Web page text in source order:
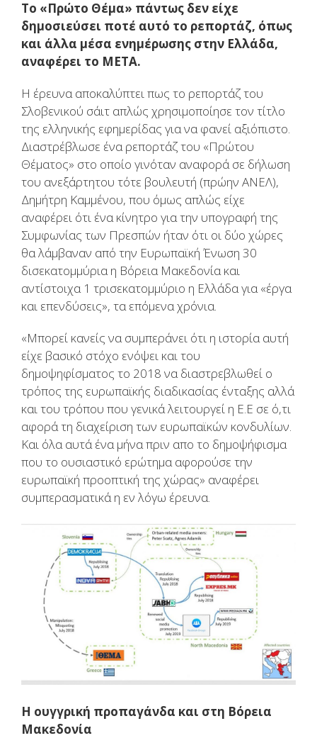
Το «Πρώτο Θέμα» πάντως δεν είχε
δημοσιεύσει ποτέ αυτό το ρεπορτάζ, όπως
και άλλα μέσα ενημέρωσης στην Ελλάδα,
αναφέρει το META.
Η έρευνα αποκαλύπτει πως το ρεπορτάζ του
Σλοβενικού σάιτ απλώς χρησιμοποίησε τον τίτλο
της ελληνικής εφημερίδας για να φανεί αξιόπιστο.
Διαστρέβλωσε ένα ρεπορτάζ του «Πρώτου
Θέματος» στο οποίο γινόταν αναφορά σε δήλωση
του ανεξάρτητου τότε βουλευτή (πρώην ΑΝΕΛ),
Δημήτρη Καμμένου, που όμως απλώς είχε
αναφέρει ότι ένα κίνητρο για την υπογραφή της
Συμφωνίας των Πρεσπών ήταν ότι οι δύο χώρες
θα λάμβαναν από την Ευρωπαϊκή Ένωση 30
δισεκατομμύρια η Βόρεια Μακεδονία και
αντίστοιχα 1 τρισεκατομμύριο η Ελλάδα για «έργα
και επενδύσεις», τα επόμενα χρόνια.
«Μπορεί κανείς να συμπεράνει ότι η ιστορία αυτή
είχε βασικό στόχο ενόψει και του
δημοψηφίσματος το 2018 να διαστρεβλωθεί ο
τρόπος της ευρωπαϊκής διαδικασίας ένταξης αλλά
και του τρόπου που γενικά λειτουργεί η Ε.Ε σε ό,τι
αφορά τη διαχείριση των ευρωπαϊκών κονδυλίων.
Και όλα αυτά ένα μήνα πριν απο το δημοψήφισμα
που το ουσιαστικό ερώτημα αφορούσε την
ευρωπαϊκή προοπτική της χώρας» αναφέρει
συμπερασματικά η εν λόγω έρευνα.
Η ουγγρική προπαγάνδα και στη Βόρεια
Μακεδονία